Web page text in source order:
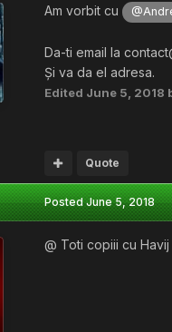
Am vorbit cu
Da-ti email la
Și va da el adresa.
Edited June 5, 2018
Quote
PostedJune 5, 2018
@ Toti copiii cu Havij